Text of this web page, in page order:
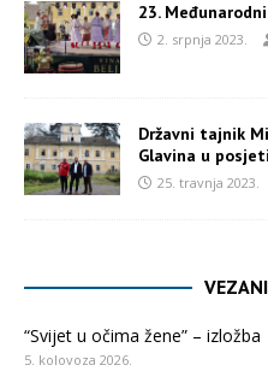
23.
2. srpnja 2023.
Državni tajnik
Glavina u
25. travnja 2023.
“Svijet u očima žene” – izložba
5. kolovoza 2026.